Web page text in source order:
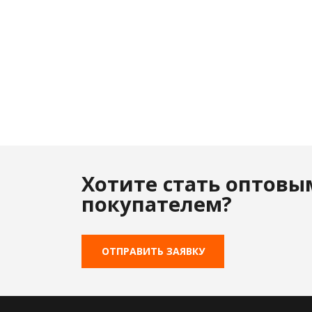
Хотите стать
покупателем?
ОТПРАВИТЬ ЗАЯВКУ